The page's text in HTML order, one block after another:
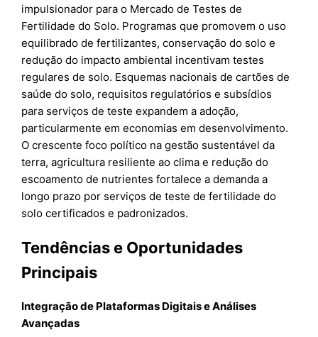
impulsionador para o Mercado de Testes de
Fertilidade do Solo. Programas que promovem o uso
equilibrado de fertilizantes, conservação do solo e
redução do impacto ambiental incentivam testes
regulares de solo. Esquemas nacionais de cartões de
saúde do solo, requisitos regulatórios e subsídios
para serviços de teste expandem a adoção,
particularmente em economias em desenvolvimento.
O crescente foco político na gestão sustentável da
terra, agricultura resiliente ao clima e redução do
escoamento de nutrientes fortalece a demanda a
longo prazo por serviços de teste de fertilidade do
solo certificados e padronizados.
Tendências e Oportunidades
Principais
Integração de Plataformas Digitais e Análises
Avançadas